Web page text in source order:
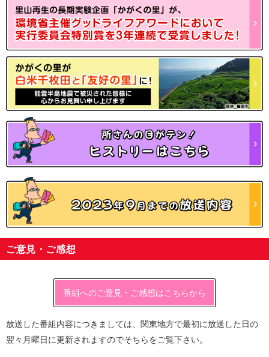
ご意見・ご感想
番組へのご意見・ご感想はこちらから
放送した番組内容につきましては、関東地方で最初に放送した日の
翌々月曜日に更新されますのでそちらをご覧下さい。